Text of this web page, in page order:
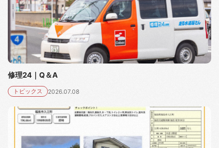
修理24｜Q＆A
トピックス 2026.07.08